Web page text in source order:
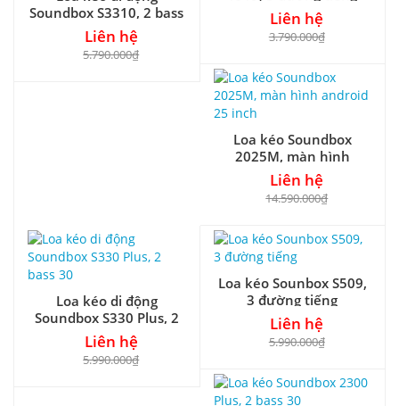
Soundbox S3310, 2 bass
30
Liên hệ
5.790.000₫
Liên hệ
3.790.000₫
Loa kéo Soundbox
2025M, màn hình
android 25 inch
Liên hệ
14.590.000₫
Loa kéo di động
Soundbox S330 Plus, 2
bass 30
Liên hệ
5.990.000₫
Loa kéo Sounbox S509,
3 đường tiếng
Liên hệ
5.990.000₫